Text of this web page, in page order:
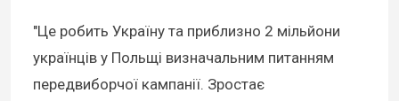
"Це робить Україну та приблизно 2 мільйони
українців у Польщі визначальним питанням
передвиборчої кампанії. Зростає